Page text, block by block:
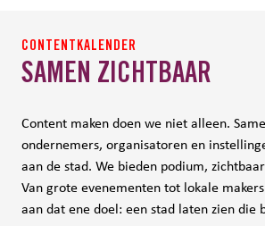
CONTENTKALENDER
SAMEN ZICHTBAAR
Content maken doen we niet alleen.
ondernemers, organisatoren en
aan de stad. We bieden podium,
Van grote evenementen tot lokale
aan dat ene doel: een stad laten zien die